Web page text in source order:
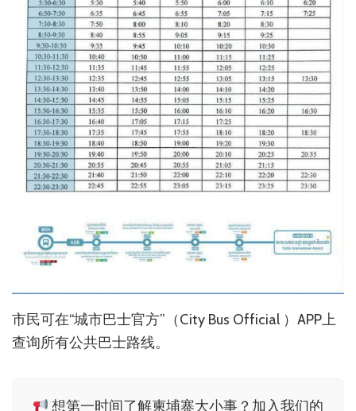
市民可在“城市巴士官方”（City Bus Official ）APP上
查询所有公共巴士路线。
想第一时间了解柬埔寨大小事？加入我们的